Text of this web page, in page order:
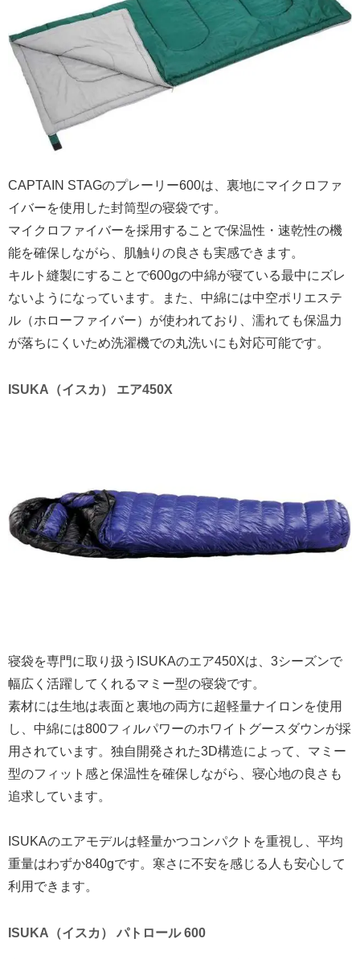
CAPTAIN STAGのプレーリー600は、裏地にマイクロファ
イバーを使用した封筒型の寝袋です。
マイクロファイバーを採用することで保温性・速乾性の機
能を確保しながら、肌触りの良さも実感できます。
キルト縫製にすることで600gの中綿が寝ている最中にズレ
ないようになっています。また、中綿には中空ポリエステ
ル（ホローファイバー）が使われており、濡れても保温力
が落ちにくいため洗濯機での丸洗いにも対応可能です。
ISUKA（イスカ） エア450X
寝袋を専門に取り扱うISUKAのエア450Xは、3シーズンで
幅広く活躍してくれるマミー型の寝袋です。
素材には生地は表面と裏地の両方に超軽量ナイロンを使用
し、中綿には800フィルパワーのホワイトグースダウンが採
用されています。独自開発された3D構造によって、マミー
型のフィット感と保温性を確保しながら、寝心地の良さも
追求しています。
ISUKAのエアモデルは軽量かつコンパクトを重視し、平均
重量はわずか840gです。寒さに不安を感じる人も安心して
利用できます。
ISUKA（イスカ） パトロール 600